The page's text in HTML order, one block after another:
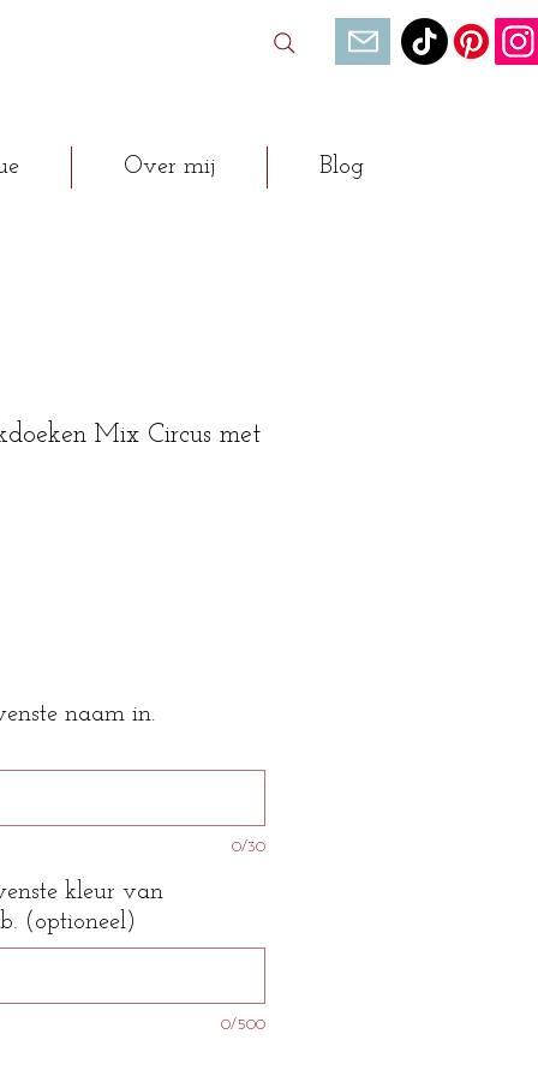
Over mij Blog
Mix Circus met
naam in.
0/30
kleur van
(optioneel)
0/500